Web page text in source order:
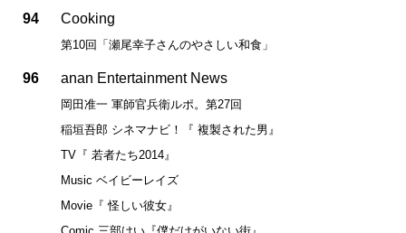
94 Cooking
第10回「瀬尾幸子さんのやさしい和食」
96 anan Entertainment News
岡田准一 軍師官兵衛ルポ。第27回
稲垣吾郎 シネマナビ！『 複製された男』
TV『 若者たち2014』
Music ベイビーレイズ
Movie『 怪しい彼女』